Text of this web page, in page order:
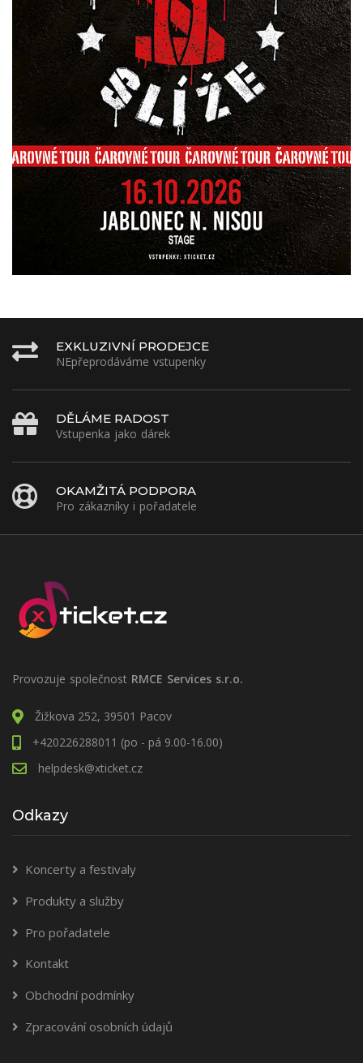
EXKLUZIVNÍ PRODEJCE
NEpřeprodáváme vstupenky
DĚLÁME RADOST
Vstupenka jako dárek
OKAMŽITÁ PODPORA
Pro zákazníky i pořadatele
Provozuje společnost RMCE Services s.r.o.
Žižkova 252, 39501 Pacov
+420226288011 (po - pá 9.00-16.00)
helpdesk@xticket.cz
Odkazy
Koncerty a festivaly
Produkty a služby
Pro pořadatele
Kontakt
Obchodní podmínky
Zpracování osobních údajů